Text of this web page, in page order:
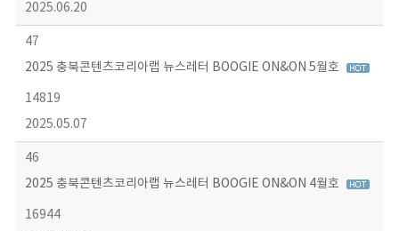
2025.06.20
47
2025 충북콘텐츠코리아랩 뉴스레터 BOOGIE ON&ON 5월호
14819
2025.05.07
46
2025 충북콘텐츠코리아랩 뉴스레터 BOOGIE ON&ON 4월호
16944